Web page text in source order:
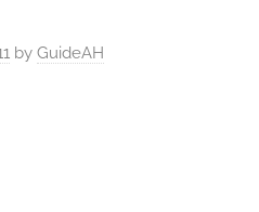
by GuideAH